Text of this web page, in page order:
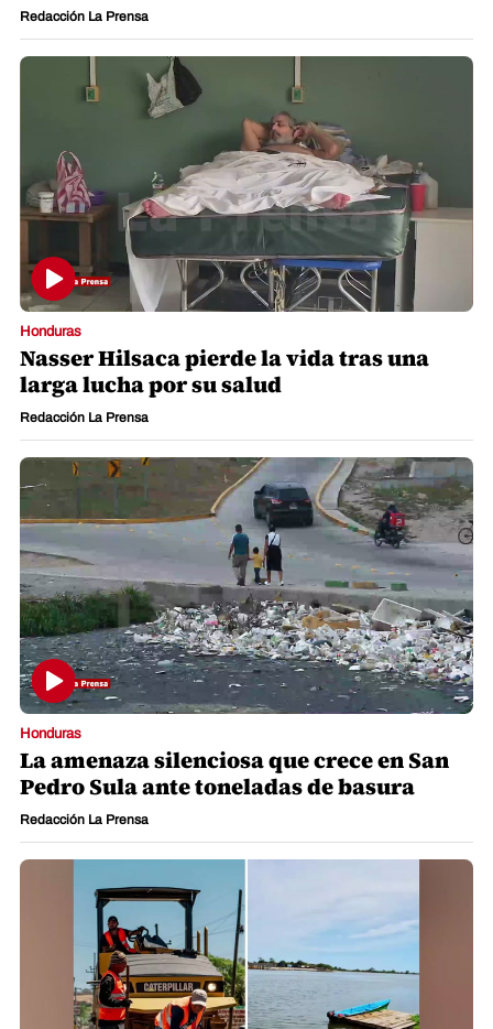
Redacción La Prensa
Honduras
Nasser Hilsaca pierde la vida tras una
larga lucha por su salud
Redacción La Prensa
Honduras
La amenaza silenciosa que crece en San
Pedro Sula ante toneladas de basura
Redacción La Prensa